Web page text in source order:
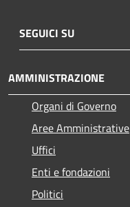
SEGUICI SU
AMMINISTRAZIONE
Organi di Governo
Aree Amministrative
Uffici
Enti e fondazioni
Politici